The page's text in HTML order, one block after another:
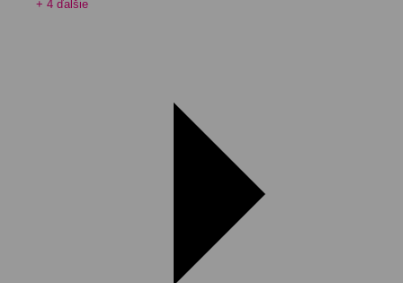
+ 4 ďalšie